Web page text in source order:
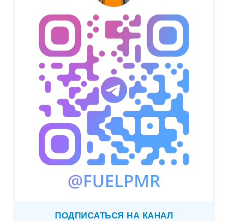
ПОДПИСАТЬСЯ НА КАНАЛ